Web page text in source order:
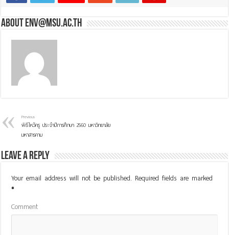
About env@msu.ac.th
Previous
พิธีไหว้ครู ประจำปีการศึกษา 2560 มหาวิทยาลัย
มหาสารคาม
Leave a Reply
Your email address will not be published. Required fields are marked
*
Comment